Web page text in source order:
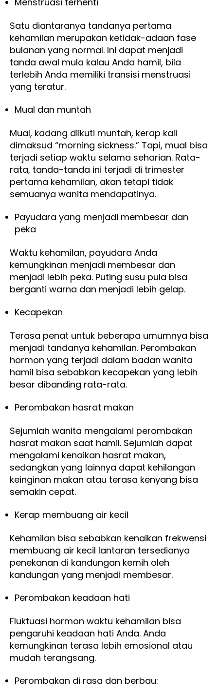
Satu diantaranya tandanya pertama
kehamilan merupakan ketidak-adaan fase
bulanan yang normal. Ini dapat menjadi
tanda awal mula kalau Anda hamil, bila
terlebih Anda memiliki transisi menstruasi
yang teratur.
Mual dan muntah
Mual, kadang diikuti muntah, kerap kali
dimaksud “morning sickness.” Tapi, mual bisa
terjadi setiap waktu selama seharian. Rata-
rata, tanda-tanda ini terjadi di trimester
pertama kehamilan, akan tetapi tidak
semuanya wanita mendapatinya.
Payudara yang menjadi membesar dan
peka
Waktu kehamilan, payudara Anda
kemungkinan menjadi membesar dan
menjadi lebih peka. Puting susu pula bisa
berganti warna dan menjadi lebih gelap.
Kecapekan
Terasa penat untuk beberapa umumnya bisa
menjadi tandanya kehamilan. Perombakan
hormon yang terjadi dalam badan wanita
hamil bisa sebabkan kecapekan yang lebih
besar dibanding rata-rata.
Perombakan hasrat makan
Sejumlah wanita mengalami perombakan
hasrat makan saat hamil. Sejumlah dapat
mengalami kenaikan hasrat makan,
sedangkan yang lainnya dapat kehilangan
keinginan makan atau terasa kenyang bisa
semakin cepat.
Kerap membuang air kecil
Kehamilan bisa sebabkan kenaikan frekwensi
membuang air kecil lantaran tersedianya
penekanan di kandungan kemih oleh
kandungan yang menjadi membesar.
Perombakan keadaan hati
Fluktuasi hormon waktu kehamilan bisa
pengaruhi keadaan hati Anda. Anda
kemungkinan terasa lebih emosional atau
mudah terangsang.
Perombakan di rasa dan berbau: